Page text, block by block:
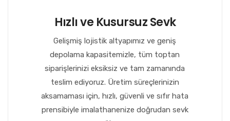
Hızlı ve Kusursuz Sevk
Gelişmiş lojistik altyapımız ve geniş
depolama kapasitemizle, tüm toptan
siparişlerinizi eksiksiz ve tam zamanında
teslim ediyoruz. Üretim süreçlerinizin
aksamaması için, hızlı, güvenli ve sıfır hata
prensibiyle imalathanenize doğrudan sevk